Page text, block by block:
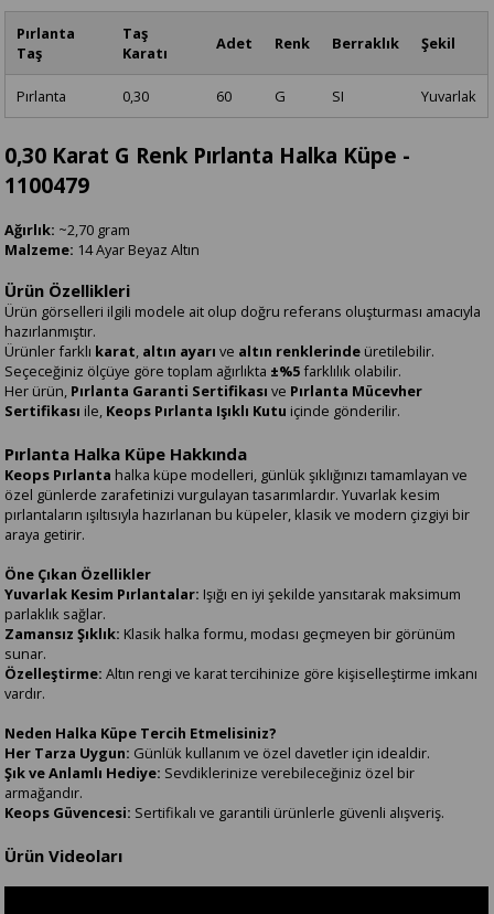
Pırlanta
Taş
Taş
Karatı
Adet Renk Berraklık Şekil
Pırlanta 0,30 60 G SI Yuvarlak
0,30 Karat G Renk Pırlanta Halka Küpe -
1100479
Ağırlık: ~2,70 gram
Malzeme: 14 Ayar Beyaz Altın
Ürün Özellikleri
Ürün görselleri ilgili modele ait olup doğru referans oluşturması amacıyla
hazırlanmıştır.
Ürünler farklı karat, altın ayarı ve altın renklerinde üretilebilir.
Seçeceğiniz ölçüye göre toplam ağırlıkta ±%5farklılık olabilir.
Her ürün, Pırlanta Garanti Sertifikası ve Pırlanta Mücevher
Sertifikası ile, Keops Pırlanta Işıklı Kutu içinde gönderilir.
Pırlanta Halka Küpe Hakkında
Keops Pırlanta halka küpe modelleri, günlük şıklığınızı tamamlayan ve
özel günlerde zarafetinizi vurgulayan tasarımlardır. Yuvarlak kesim
pırlantaların ışıltısıyla hazırlanan bu küpeler, klasik ve modern çizgiyi bir
araya getirir.
Öne Çıkan Özellikler
Yuvarlak Kesim Pırlantalar: Işığı en iyi şekilde yansıtarak maksimum
parlaklık sağlar.
Zamansız Şıklık: Klasik halka formu, modası geçmeyen bir görünüm
sunar.
Özelleştirme: Altın rengi ve karat tercihinize göre kişiselleştirme imkanı
vardır.
Neden Halka Küpe Tercih Etmelisiniz?
Her Tarza Uygun: Günlük kullanım ve özel davetler için idealdir.
Şık ve Anlamlı Hediye: Sevdiklerinize verebileceğiniz özel bir
armağandır.
Keops Güvencesi: Sertifikalı ve garantili ürünlerle güvenli alışveriş.
Ürün Videoları